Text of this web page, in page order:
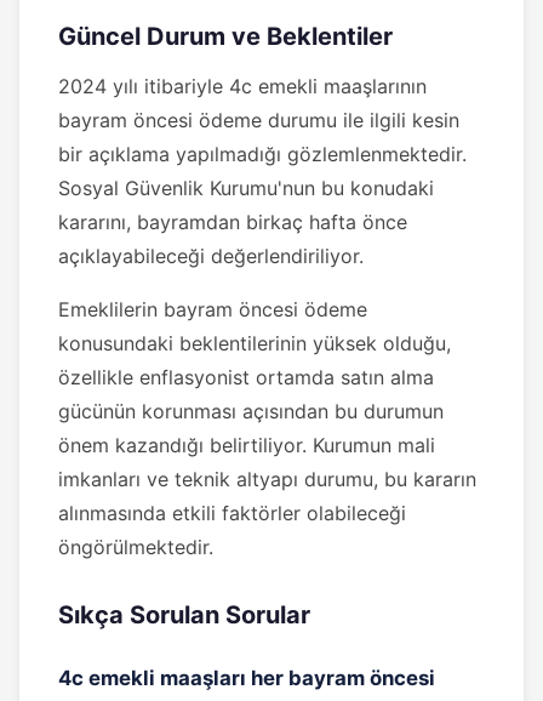
Güncel Durum ve Beklentiler
2024 yılı itibariyle 4c emekli maaşlarının
bayram öncesi ödeme durumu ile ilgili kesin
bir açıklama yapılmadığı gözlemlenmektedir.
Sosyal Güvenlik Kurumu'nun bu konudaki
kararını, bayramdan birkaç hafta önce
açıklayabileceği değerlendiriliyor.
Emeklilerin bayram öncesi ödeme
konusundaki beklentilerinin yüksek olduğu,
özellikle enflasyonist ortamda satın alma
gücünün korunması açısından bu durumun
önem kazandığı belirtiliyor. Kurumun mali
imkanları ve teknik altyapı durumu, bu kararın
alınmasında etkili faktörler olabileceği
öngörülmektedir.
Sıkça Sorulan Sorular
4c emekli maaşları her bayram öncesi